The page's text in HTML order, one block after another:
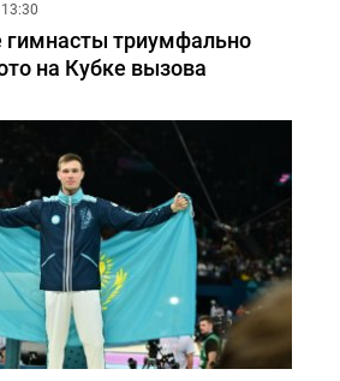
гимнасты триумфально
на Кубке вызова